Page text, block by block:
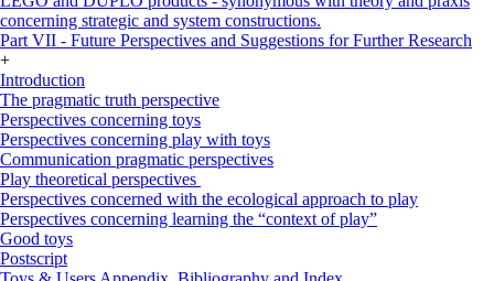
concerning strategic and system constructions.
Part VII - Future Perspectives and Suggestions for Further Research
+
Introduction
The pragmatic truth perspective
Perspectives concerning toys
Perspectives concerning play with toys
Communication pragmatic perspectives
Play theoretical perspectives
Perspectives concerned with the ecological approach to play
Perspectives concerning learning the “context of play”
Good toys
Postscript